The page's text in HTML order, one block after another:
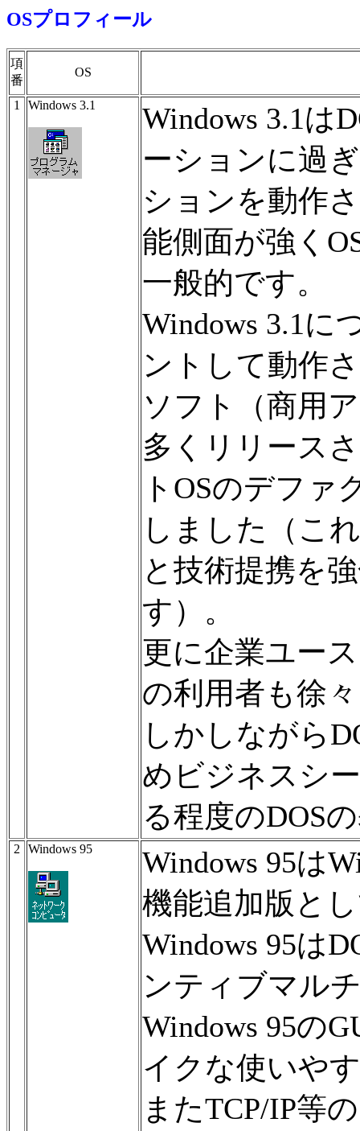
OSプロフィール
項
番
OS
1 Windows 3.1
Windows 3.1は
ーションに過
ションを動作
能側面が強く
一般的です。
Windows 3.1に
ントして動作
ソフト（商用
多くリリース
トOSのデファ
しました（こ
と技術提携を
す）。
更に企業ユー
の利用者も徐
しかしながら
めビジネスシ
る程度のDOS
2 Windows 95
Windows 95は
機能追加版と
Windows 95は
ンティブマル
Windows 95の
イクな使いや
またTCP/IP等